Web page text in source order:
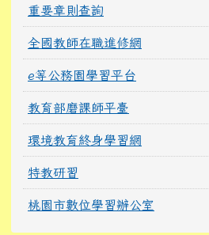
重要章則查詢
全國教師在職進修網
e等公務園學習平台
教育部磨課師平臺
環境教育終身學習網
特教研習
桃園市數位學習辦公室